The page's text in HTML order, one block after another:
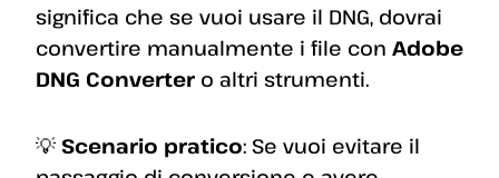
significa che se vuoi usare il DNG, dovrai
convertire manualmente i file con Adobe
DNG Converter o altri strumenti.
💡 Scenario pratico: Se vuoi evitare il